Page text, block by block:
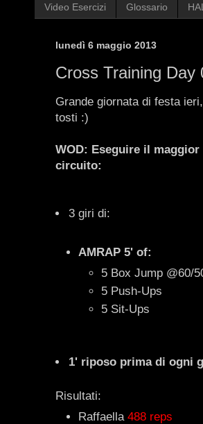
Video Esercizi Glossario
lunedì 6 maggio 2013
Cross Training Day
Grande giornata di festa
tosti :)
WOD: Eseguire il
circuito:
3 giri di:
AMRAP 5' of:
5 Box Jump @60/
5 Push-Ups
5 Sit-Ups
1' riposo prima di ogni
Risultati:
Raffaella 488 reps